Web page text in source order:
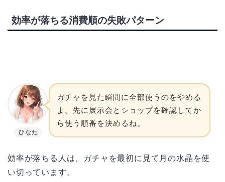
効率が落ちる消費順の失敗パターン
ひなた
ガチャを見た瞬間に全部使うのをやめる
よ。先に展示会とショップを確認してか
ら使う順番を決めるね。
効率が落ちる人は、ガチャを最初に見て月の水晶を使
い切っています。